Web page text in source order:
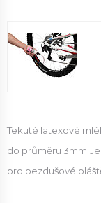
Tekuté latexové
do průměru
pro bezdušové